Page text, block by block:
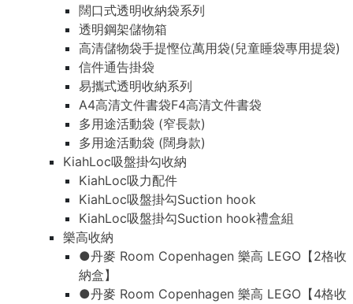
闊口式透明收納袋系列
透明鋼架儲物箱
高清儲物袋手提慳位萬用袋(兒童睡袋專用提袋)
信件通告掛袋
易攜式透明收納系列
A4高清文件書袋F4高清文件書袋
多用途活動袋 (窄長款)
多用途活動袋 (闊身款)
KiahLoc吸盤掛勾收納
KiahLoc吸力配件
KiahLoc吸盤掛勾Suction hook
KiahLoc吸盤掛勾Suction hook禮盒組
樂高收納
●丹麥 Room Copenhagen 樂高 LEGO【2格收
納盒】
●丹麥 Room Copenhagen 樂高 LEGO【4格收